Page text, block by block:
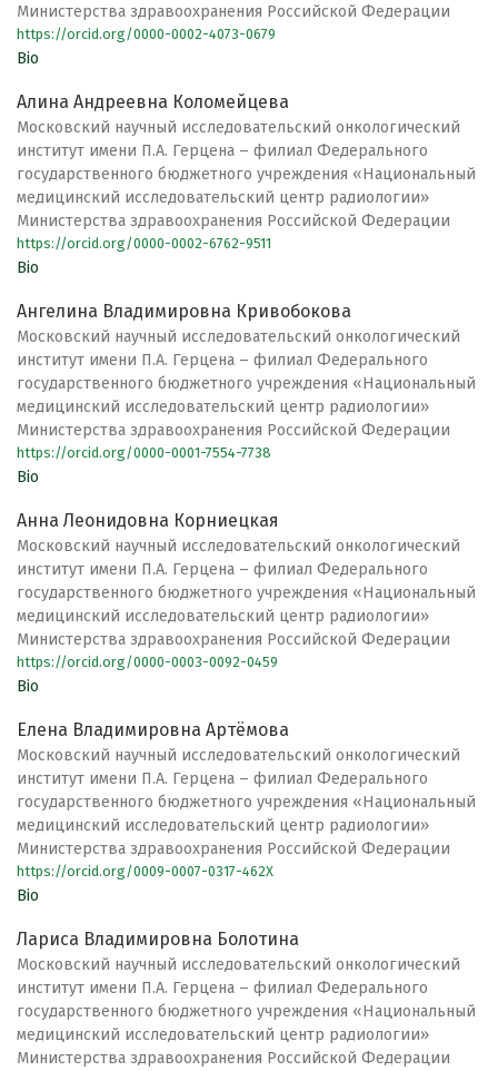
Министерства здравоохранения Российской Федерации
https://orcid.org/0000-0002-4073-0679
Bio
Алина Андреевна Коломейцева
Московский научный исследовательский онкологический
институт имени П.А. Герцена – филиал Федерального
государственного бюджетного учреждения «Национальный
медицинский исследовательский центр радиологии»
Министерства здравоохранения Российской Федерации
https://orcid.org/0000-0002-6762-9511
Bio
Ангелина Владимировна Кривобокова
Московский научный исследовательский онкологический
институт имени П.А. Герцена – филиал Федерального
государственного бюджетного учреждения «Национальный
медицинский исследовательский центр радиологии»
Министерства здравоохранения Российской Федерации
https://orcid.org/0000-0001-7554-7738
Bio
Анна Леонидовна Корниецкая
Московский научный исследовательский онкологический
институт имени П.А. Герцена – филиал Федерального
государственного бюджетного учреждения «Национальный
медицинский исследовательский центр радиологии»
Министерства здравоохранения Российской Федерации
https://orcid.org/0000-0003-0092-0459
Bio
Елена Владимировна Артёмова
Московский научный исследовательский онкологический
институт имени П.А. Герцена – филиал Федерального
государственного бюджетного учреждения «Национальный
медицинский исследовательский центр радиологии»
Министерства здравоохранения Российской Федерации
https://orcid.org/0009-0007-0317-462X
Bio
Лариса Владимировна Болотина
Московский научный исследовательский онкологический
институт имени П.А. Герцена – филиал Федерального
государственного бюджетного учреждения «Национальный
медицинский исследовательский центр радиологии»
Министерства здравоохранения Российской Федерации